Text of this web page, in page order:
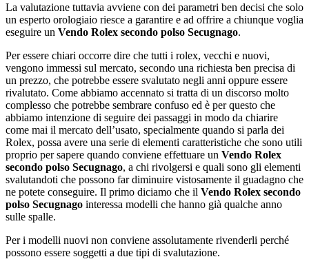
La valutazione tuttavia avviene con dei parametri ben decisi che solo
un esperto orologiaio riesce a garantire e ad offrire a chiunque voglia
eseguire un Vendo Rolex secondo polso Secugnago.
Per essere chiari occorre dire che tutti i rolex, vecchi e nuovi,
vengono immessi sul mercato, secondo una richiesta ben precisa di
un prezzo, che potrebbe essere svalutato negli anni oppure essere
rivalutato. Come abbiamo accennato si tratta di un discorso molto
complesso che potrebbe sembrare confuso ed è per questo che
abbiamo intenzione di seguire dei passaggi in modo da chiarire
come mai il mercato dell’usato, specialmente quando si parla dei
Rolex, possa avere una serie di elementi caratteristiche che sono utili
proprio per sapere quando conviene effettuare un Vendo Rolex
secondo polso Secugnago, a chi rivolgersi e quali sono gli elementi
svalutandoti che possono far diminuire vistosamente il guadagno che
ne potete conseguire. Il primo diciamo che il Vendo Rolex secondo
polso Secugnago interessa modelli che hanno già qualche anno
sulle spalle.
Per i modelli nuovi non conviene assolutamente rivenderli perché
possono essere soggetti a due tipi di svalutazione.